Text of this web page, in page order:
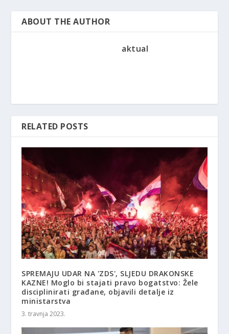
ABOUT THE AUTHOR
aktual
RELATED POSTS
SPREMAJU UDAR NA 'ZDS', SLJEDU DRAKONSKE
KAZNE! Moglo bi stajati pravo bogatstvo: Žele
disciplinirati građane, objavili detalje iz
ministarstva
3. travnja 2023.